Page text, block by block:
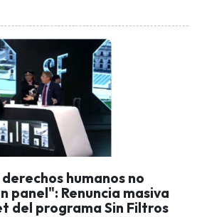
humanos no
panel": Renuncia masiva
del programa Sin Filtros